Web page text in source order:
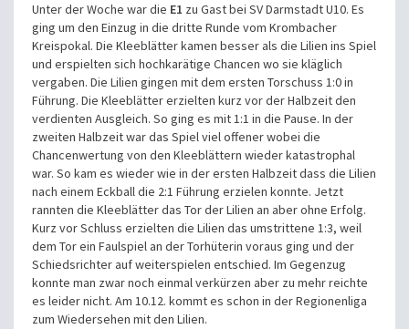
Unter der Woche war die E1 zu Gast bei SV Darmstadt U10. Es
ging um den Einzug in die dritte Runde vom Krombacher
Kreispokal. Die Kleeblätter kamen besser als die Lilien ins Spiel
und erspielten sich hochkarätige Chancen wo sie kläglich
vergaben. Die Lilien gingen mit dem ersten Torschuss 1:0 in
Führung. Die Kleeblätter erzielten kurz vor der Halbzeit den
verdienten Ausgleich. So ging es mit 1:1 in die Pause. In der
zweiten Halbzeit war das Spiel viel offener wobei die
Chancenwertung von den Kleeblättern wieder katastrophal
war. So kam es wieder wie in der ersten Halbzeit dass die Lilien
nach einem Eckball die 2:1 Führung erzielen konnte. Jetzt
rannten die Kleeblätter das Tor der Lilien an aber ohne Erfolg.
Kurz vor Schluss erzielten die Lilien das umstrittene 1:3, weil
dem Tor ein Faulspiel an der Torhüterin voraus ging und der
Schiedsrichter auf weiterspielen entschied. Im Gegenzug
konnte man zwar noch einmal verkürzen aber zu mehr reichte
es leider nicht. Am 10.12. kommt es schon in der Regionenliga
zum Wiedersehen mit den Lilien.